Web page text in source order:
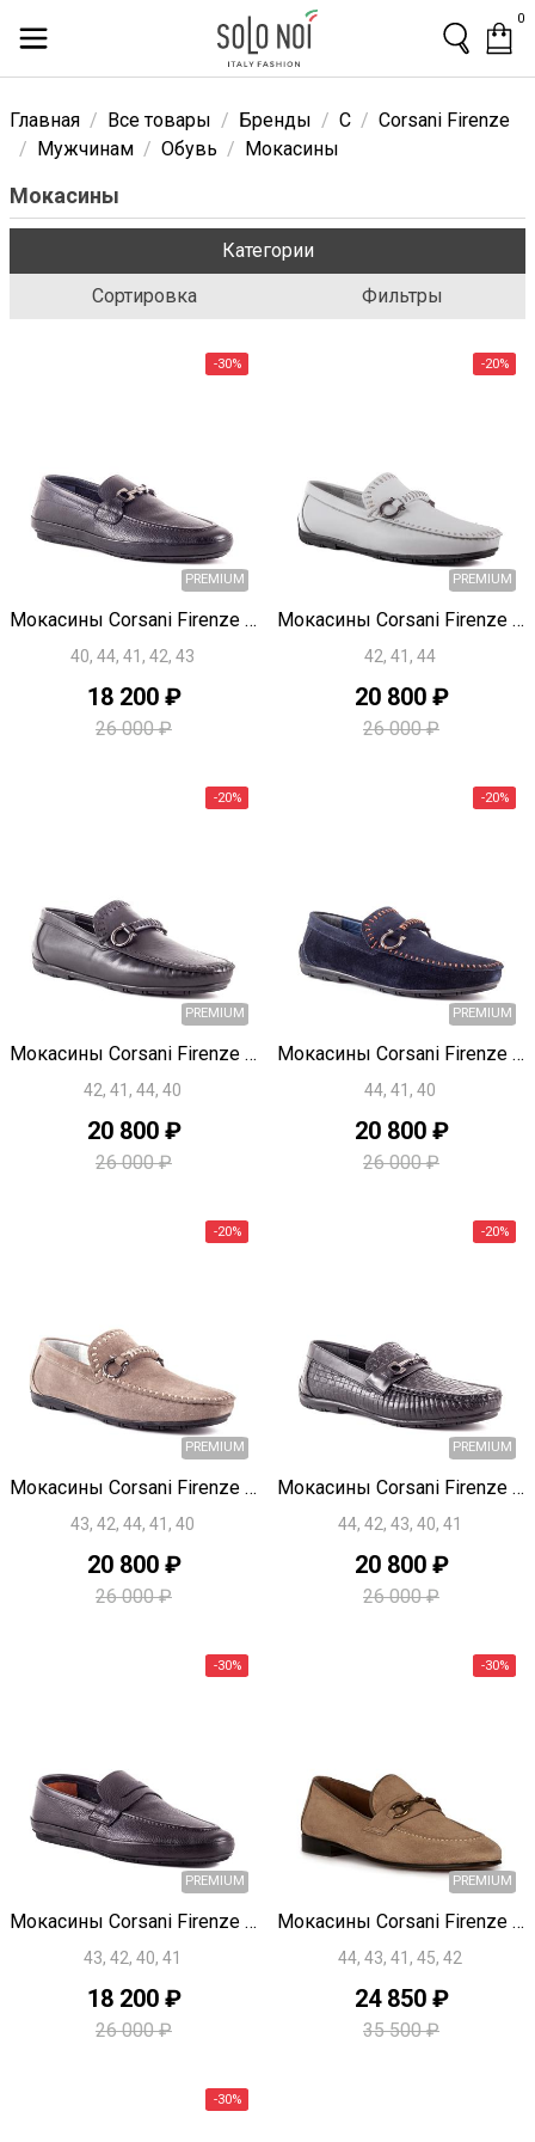
0
Главная Все товары Бренды C
Corsani Firenze
Мужчинам
Обувь Мокасины
Мокасины
Категории
Сортировка
Фильтры
Быстрый просмотр Мокасины Corsani Firenze H0789
40, 44, 41, 42, 43
18 200 ₽
26 000 ₽
Быстрый просмотр Мокасины Corsani Firenze H0787
42, 41, 44
20 800 ₽
26 000 ₽
Быстрый просмотр Мокасины Corsani Firenze H0786
42, 41, 44, 40
20 800 ₽
26 000 ₽
Быстрый просмотр Мокасины Corsani Firenze H0785
44, 41, 40
20 800 ₽
26 000 ₽
PREMIUM
Быстрый просмотр Мокасины Corsani Firenze H0784
43, 42, 44, 41, 40
20 800 ₽
26 000 ₽
Быстрый просмотр Мокасины Corsani Firenze H0783
44, 42, 43, 40, 41
20 800 ₽
26 000 ₽
Быстрый просмотр Мокасины Corsani Firenze H0777
43, 42, 40, 41
18 200 ₽
26 000 ₽
Быстрый просмотр Мокасины Corsani Firenze H0382
44, 43, 41, 45, 42
24 850 ₽
35 500 ₽